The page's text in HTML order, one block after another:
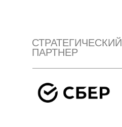
СТРАТЕГИЧЕСКИЙ
ПАРТНЕР